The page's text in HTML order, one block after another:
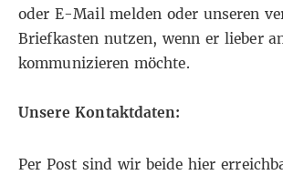
oder E-Mail melden oder unseren
Briefkasten nutzen, wenn er lieber
kommunizieren möchte.
Unsere Kontaktdaten:
Per Post sind wir beide hier